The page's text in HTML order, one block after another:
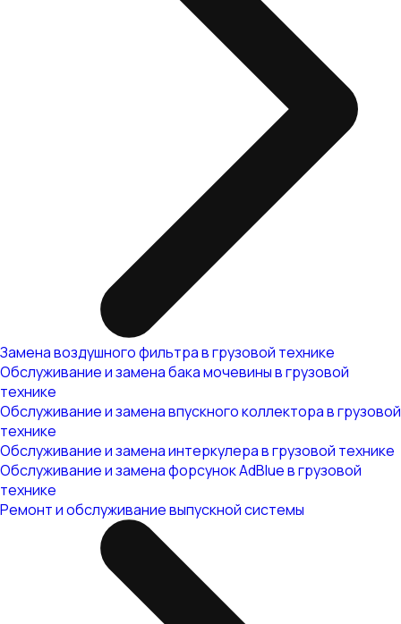
Замена воздушного фильтра в грузовой технике
Обслуживание и замена бака мочевины в грузовой
технике
Обслуживание и замена впускного коллектора в грузовой
технике
Обслуживание и замена интеркулера в грузовой технике
Обслуживание и замена форсунок AdBlue в грузовой
технике
Ремонт и обслуживание выпускной системы